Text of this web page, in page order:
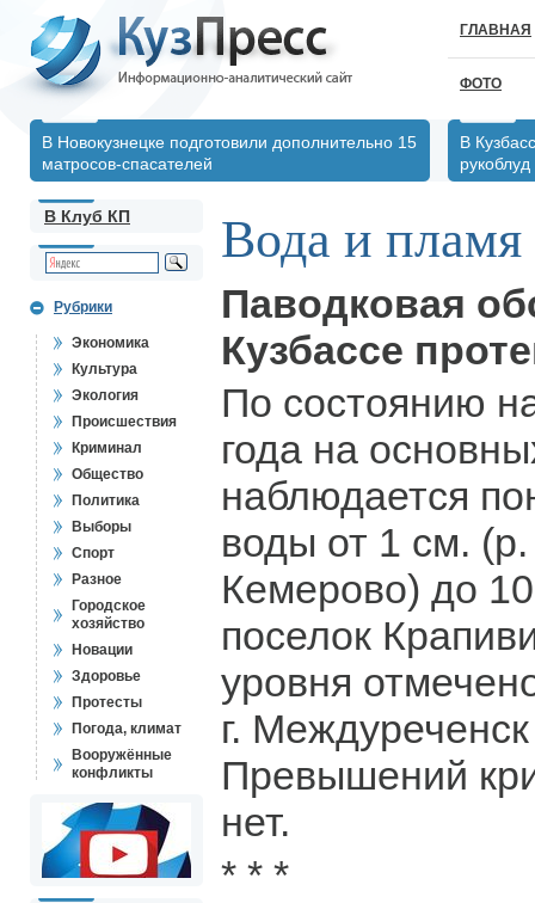
ГЛАВНАЯ
ФОТО
В Новокузнецке подготовили дополнительно 15
матросов-спасателей
В
рукоблуд
В Клуб КП
Рубрики
Экономика
Культура
Экология
Происшествия
Криминал
Общество
Политика
Выборы
Спорт
Разное
Городское
хозяйство
Новации
Здоровье
Протесты
Погода, климат
Вооружённые
конфликты
Вода и пламя
Паводковая
Кузбассе
По состоянию
года на
наблюдается
воды от 1 см.
Кемерово) до
поселок
уровня
г.
Превышений
нет.
* * *